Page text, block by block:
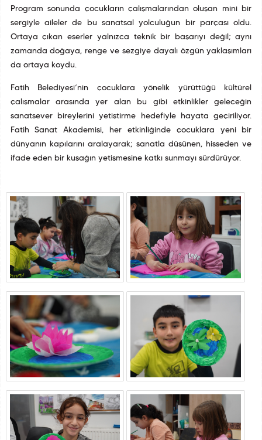
Program sonunda çocukların çalışmalarından oluşan mini bir
sergiyle aileler de bu sanatsal yolculuğun bir parçası oldu.
Ortaya çıkan eserler yalnızca teknik bir başarıyı değil; aynı
zamanda doğaya, renge ve sezgiye dayalı özgün yaklaşımları
da ortaya koydu.
Fatih Belediyesi’nin çocuklara yönelik yürüttüğü kültürel
çalışmalar arasında yer alan bu gibi etkinlikler geleceğin
sanatsever bireylerini yetiştirme hedefiyle hayata geçiriliyor.
Fatih Sanat Akademisi, her etkinliğinde çocuklara yeni bir
dünyanın kapılarını aralayarak; sanatla düşünen, hisseden ve
ifade eden bir kuşağın yetişmesine katkı sunmayı sürdürüyor.